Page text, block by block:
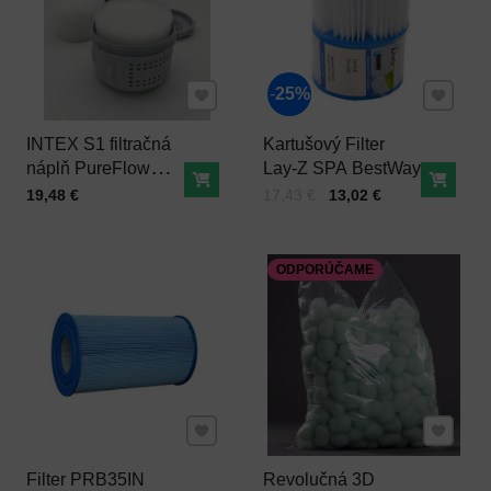
INTEX S1 filtračná
náplň PureFlow®
Ø110 x H 70 mm (2
Cena s DPH
19,48 € Do košíka
Pridať k Obľúbeným
Kartušový Filter
Lay-Z SPA BestWay
Cena s DPH13,02 €
Pred zľavou: Do
25%
Filter PRB35IN
Pridať k Obľúbeným
Revolučná 3D
ODPORÚČAME